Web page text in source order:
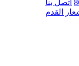
اتصل بنا